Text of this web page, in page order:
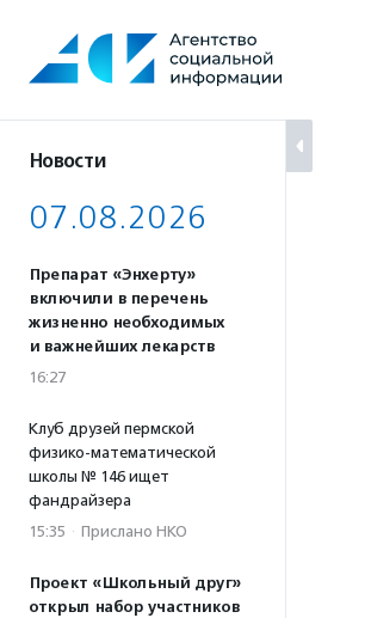
содержанию
Новости
07.08.2026
Препарат «Энхерту»
включили в перечень
жизненно необходимых
и важнейших лекарств
16:27
Клуб друзей пермской
физико-математической
школы № 146 ищет
фандрайзера
15:35 · Прислано НКО
Проект «Школьный друг»
открыл набор участников